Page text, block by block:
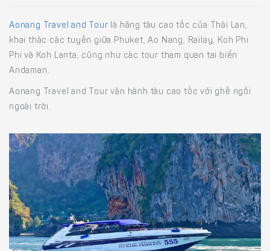
Aonang Travel and Tour là hãng tàu cao tốc của Thái Lan,
khai thác các tuyến giữa Phuket, Ao Nang, Railay, Koh Phi
Phi và Koh Lanta, cũng như các tour tham quan tại biển
Andaman.
Aonang Travel and Tour vận hành tàu cao tốc với ghế ngồi
ngoài trời.